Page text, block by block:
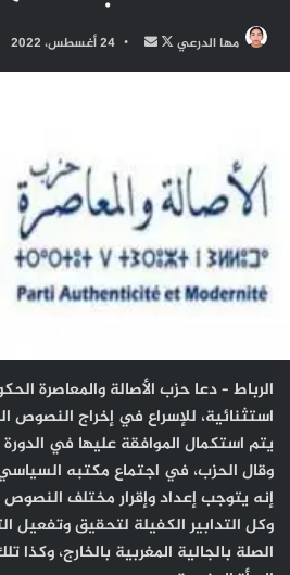
مها الدرعي
تابع
على
أرسل
بريدا
24 أغسطس، 2022
الرباط – دعا حزب الأصالة والمعاصرة
استثنائية، للإسراع في إخراج النصوص
يتم استكمال الموافقة عليها في الدورة
إنه يتوجب إعداد وإقرار مختلف النصوص
وكل التدابير الكفيلة لتحقيق وتفعيل
الصلة بالجالية المغربية بالخارج، وكذا